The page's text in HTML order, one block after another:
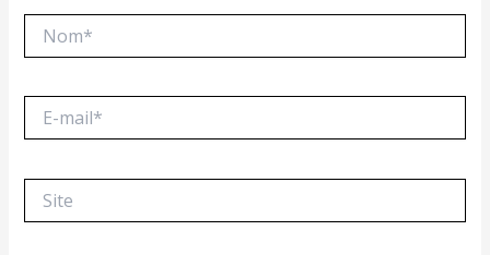
mail*